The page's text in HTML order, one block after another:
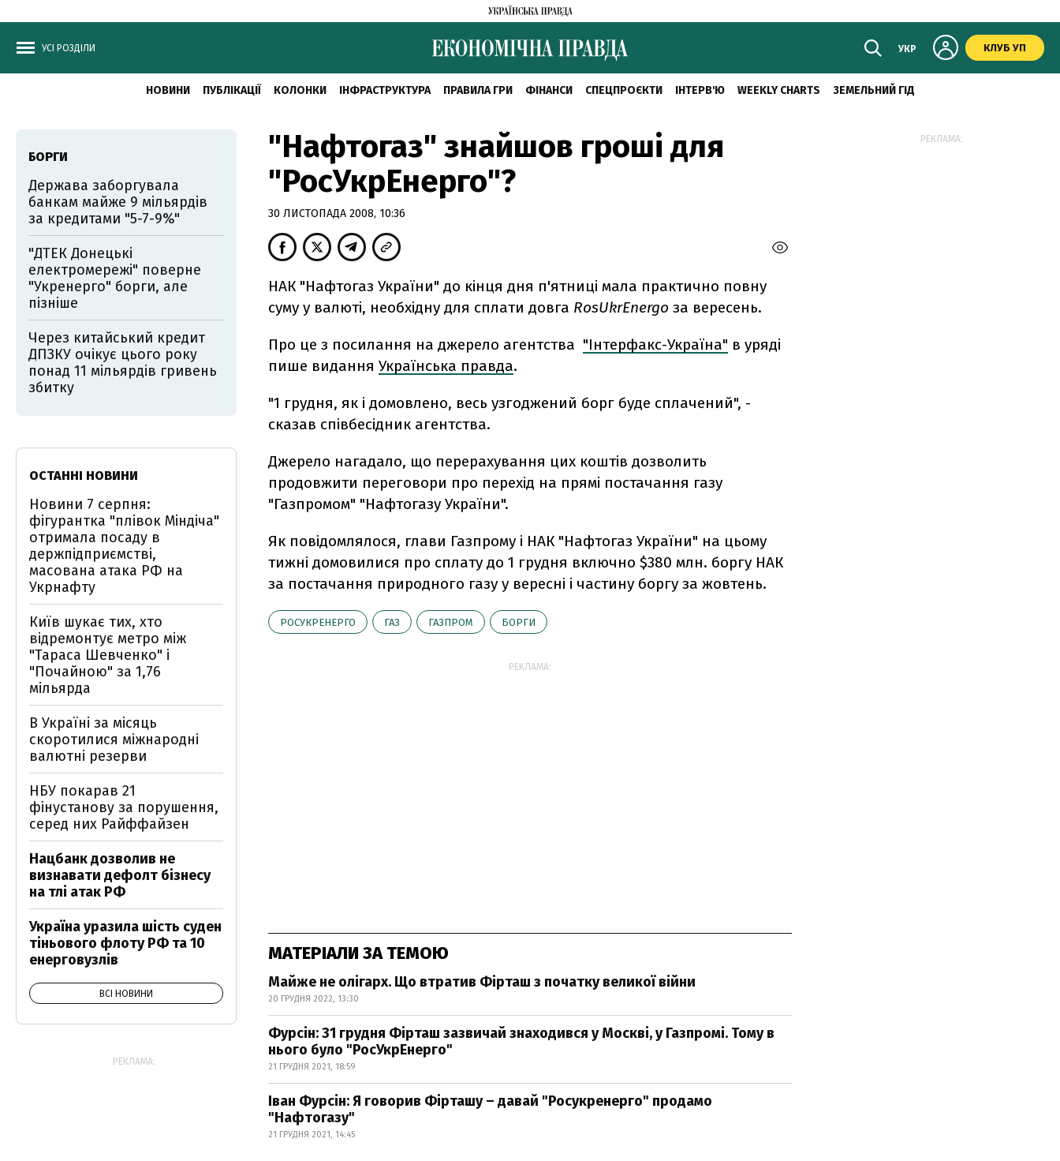
УСІ РОЗДІЛИ УКР КЛУБ УП
НОВИНИ ПУБЛІКАЦІЇ КОЛОНКИ ІНФРАСТРУКТУРА ПРАВИЛА ГРИ ФІНАНСИ СПЕЦПРОЄКТИ ІНТЕРВ'Ю WEEKLY CHARTS ЗЕМЕЛЬНИЙ ГІД
"Нафтогаз" знайшов гроші для
"РосУкрЕнерго"?
30 ЛИСТОПАДА 2008, 10:36
НАК "Нафтогаз України" до кінця дня п'ятниці мала практично повну
суму у валюті, необхідну для сплати довга RosUkrEnergo за вересень.
Про це з посилання на джерело агентства "Інтерфакс-Україна" в уряді
пише видання Українська правда.
"1 грудня, як і домовлено, весь узгоджений борг буде сплачений", -
сказав співбесідник агентства.
Джерело нагадало, що перерахування цих коштів дозволить
продовжити переговори про перехід на прямі постачання газу
"Газпромом" "Нафтогазу України".
Як повідомлялося, глави Газпрому і НАК "Нафтогаз України" на цьому
тижні домовилися про сплату до 1 грудня включно $380 млн. боргу НАК
за постачання природного газу у вересні і частину боргу за жовтень.
РОСУКРЕНЕРГО ГАЗ ГАЗПРОМ БОРГИ
РЕКЛАМА:
МАТЕРІАЛИ ЗА ТЕМОЮ
Майже не олігарх. Що втратив Фірташ з початку великої війни
20 ГРУДНЯ 2022, 13:30
Фурсін: 31 грудня Фірташ зазвичай знаходився у Москві, у Газпромі. Тому в
нього було "РосУкрЕнерго"
21 ГРУДНЯ 2021, 18:59
Іван Фурсін: Я говорив Фірташу – давай "Росукренерго" продамо
"Нафтогазу"
21 ГРУДНЯ 2021, 14:45
БОРГИ
Держава заборгувала
банкам майже 9 мільярдів
за кредитами "5-7-9%"
"ДТЕК Донецькі
електромережі" поверне
"Укренерго" борги, але
пізніше
Через китайський кредит
ДПЗКУ очікує цього року
понад 11 мільярдів гривень
збитку
ОСТАННІ НОВИНИ
Новини 7 серпня:
фігурантка "плівок Міндіча"
отримала посаду в
держпідприємстві,
масована атака РФ на
Укрнафту
Київ шукає тих, хто
відремонтує метро між
"Тараса Шевченко" і
"Почайною" за 1,76
мільярда
В Україні за місяць
скоротилися міжнародні
валютні резерви
НБУ покарав 21
фінустанову за порушення,
серед них Райффайзен
Нацбанк дозволив не
визнавати дефолт бізнесу
на тлі атак РФ
Україна уразила шість суден
тіньового флоту РФ та 10
енерговузлів
ВСІ НОВИНИ
РЕКЛАМА:
РЕКЛАМА: